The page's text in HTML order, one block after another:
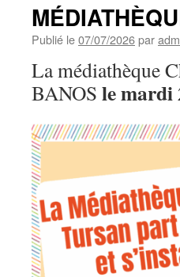
Publié le07/07/2026par
La médiathèque
BANOS le mardi